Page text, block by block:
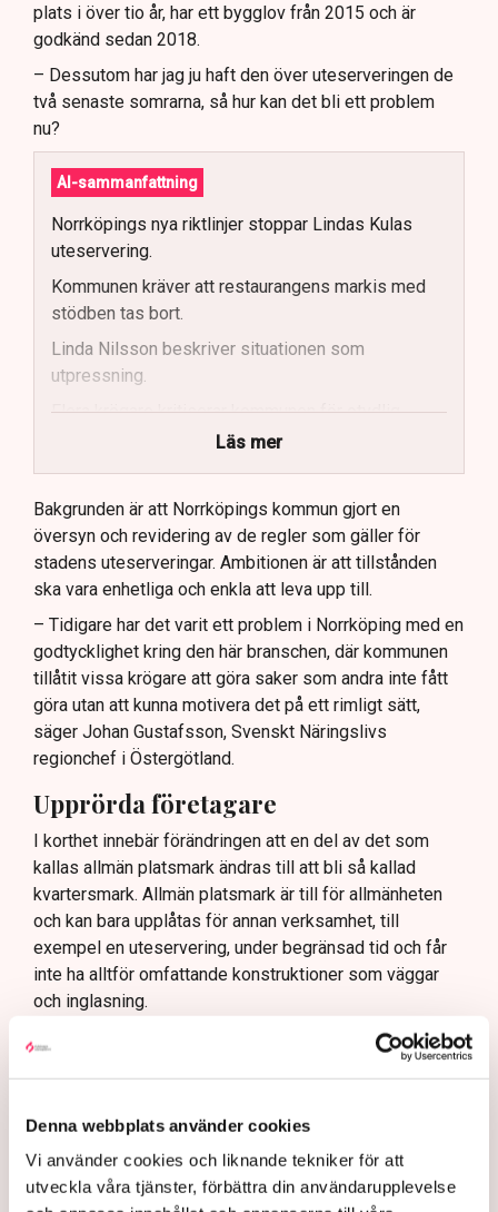
Denna webbplats använder cookies
Vi använder cookies och liknande tekniker för att
utveckla våra tjänster, förbättra din användarupplevelse
plats i över tio år, har ett bygglov från 2015 och är
godkänd sedan 2018.
– Dessutom har jag ju haft den över uteserveringen de
två senaste somrarna, så hur kan det bli ett problem
nu?
AI-sammanfattning
Norrköpings nya riktlinjer stoppar Lindas Kulas
uteservering.
Kommunen kräver att restaurangens markis med
stödben tas bort.
Linda Nilsson beskriver situationen som
utpressning.
Flera krögare kritiserar kommunen för otydlig
Kommunen vill skapa enhetliga regler för
uteserveringar.
Lindas Kula ställer in uteserveringen för
sommaren.
Läs mer
Bakgrunden är att Norrköpings kommun gjort en
översyn och revidering av de regler som gäller för
stadens uteserveringar. Ambitionen är att tillstånden
ska vara enhetliga och enkla att leva upp till.
– Tidigare har det varit ett problem i Norrköping med en
godtycklighet kring den här branschen, där kommunen
tillåtit vissa krögare att göra saker som andra inte fått
göra utan att kunna motivera det på ett rimligt sätt,
säger Johan Gustafsson, Svenskt Näringslivs
regionchef i Östergötland.
Upprörda företagare
I korthet innebär förändringen att en del av det som
kallas allmän platsmark ändras till att bli så kallad
kvartersmark. Allmän platsmark är till för allmänheten
och kan bara upplåtas för annan verksamhet, till
exempel en uteservering, under begränsad tid och får
inte ha alltför omfattande konstruktioner som väggar
och inglasning.
– Det har funnits konstruktioner runt uteserveringarna
som inte varit öppna och sådana är inte tillåtna på
Egebäck, enhetschef på driftstöd och service i
Förändringen från allmän platsmark till kvartersmark
medger att den kan hyras ut under längre tid och andra